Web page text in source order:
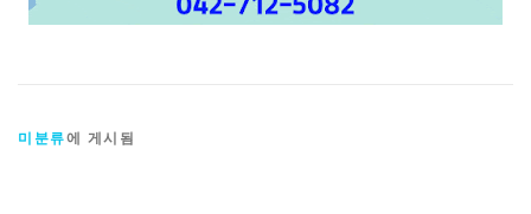
미분류에 게시됨